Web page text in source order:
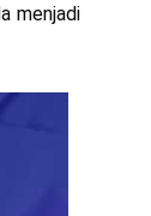
menjadi